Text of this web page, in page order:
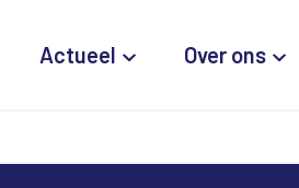
Actueel Over ons